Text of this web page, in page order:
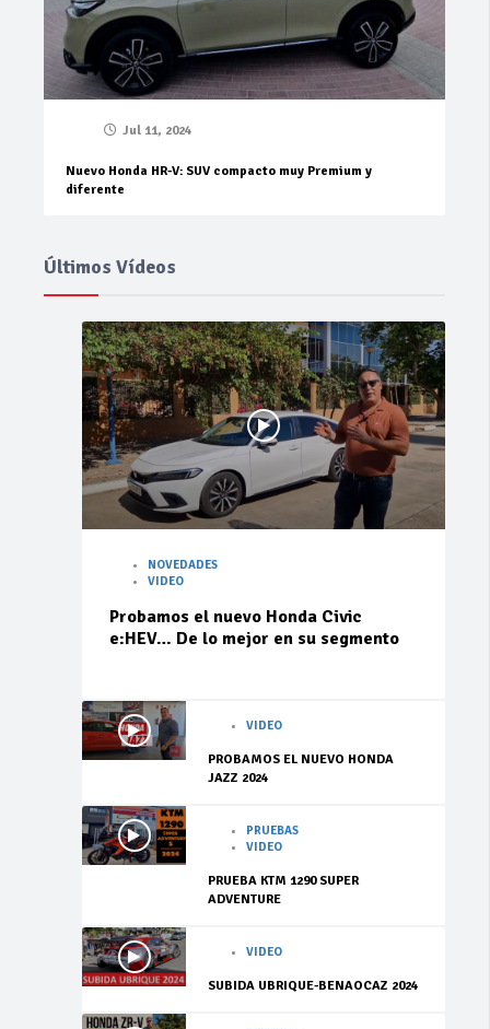
Jul 11, 2024
Nuevo Honda HR-V: SUV compacto muy Premium y
diferente
Últimos Vídeos
NOVEDADES
VIDEO
Probamos el nuevo Honda Civic
e:HEV… De lo mejor en su segmento
VIDEO
PROBAMOS EL NUEVO HONDA
JAZZ 2024
PRUEBAS
VIDEO
PRUEBA KTM 1290 SUPER
ADVENTURE
VIDEO
SUBIDA UBRIQUE-BENAOCAZ 2024